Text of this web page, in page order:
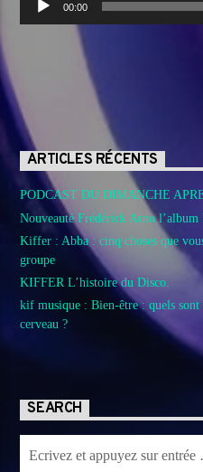
00:00
ARTICLES RÉCENTS
PODCAST DU DIMANCHE
Nouveauté Frédérick Arno l’album
Kiffer : Abba : cinq choses que
groupe
KIFFER L’histoire du Disco.
kif musique : Bien-être : quels
cerveau ?
SEARCH